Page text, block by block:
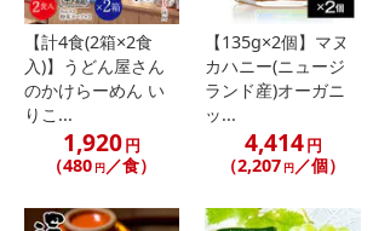
楽天ペイ、メルペイ、AEON Pay、Amazon
、決済のため外部サイトへ遷移します。
とに定められた決済期限日にお支払いを完
す。ご了承いただいたうえでお申し込みくだ
の商品については、商品の発送完了後、配送
【計4食(2箱×2食
入)】うどん屋さん
のかけらーめん い
りこ...
1,920円
（480 円 ／食）
【135g×2個】マヌ
カハニー(ニュージ
ランド産)オーガニ
ッ...
4,414円
（2,207 円 ／個）